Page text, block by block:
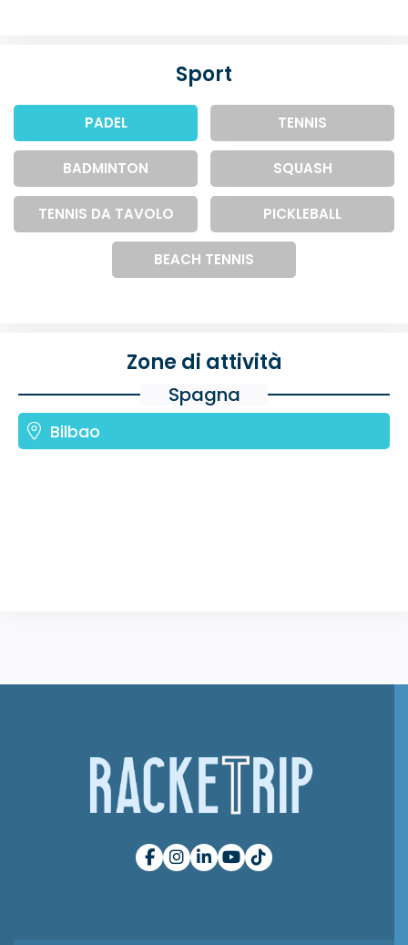
Sport
PADEL TENNIS
BADMINTON SQUASH
TENNIS DA TAVOLO PICKLEBALL
BEACH TENNIS
Zone di attività
Spagna
Bilbao